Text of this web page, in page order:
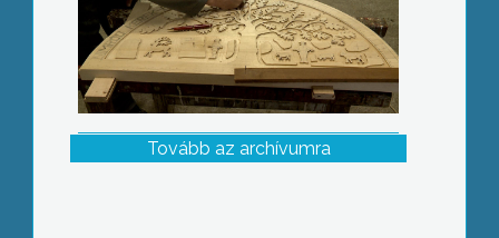
Tovább az archívumra